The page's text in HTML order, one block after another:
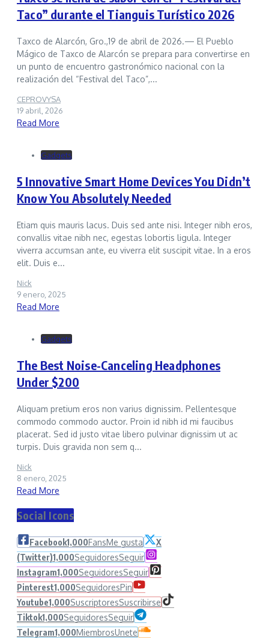
Taco” durante el Tianguis Turístico 2026
Taxco de Alarcón, Gro.,19 de abril de 2026.— El Pueblo
Mágico de Taxco de Alarcón se prepara para convertirse en
un punto de encuentro gastronómico nacional con la
realización del “Festival del Taco”,...
CEPROVYSA
19 abril, 2026
Read More
Gadgets
5 Innovative Smart Home Devices You Didn’t
Know You Absolutely Needed
Etiam quis mauris lacus. Duis sed ante nisi. Integer nibh eros,
convallis vitae nibh nec, egestas lobortis ligula. Integer
viverra accumsan ante, eu viverra elit suscipit vitae. In a eros
elit. Duis e...
Nick
9 enero, 2025
Read More
Gadgets
The Best Noise-Canceling Headphones
Under $200
Aliquam pretium eros non varius dignissim. Pellentesque
commodo commodo auctor. Proin id nibh id mi faucibus
placerat. Sed id justo vitae libero pulvinar dignissim ut ac
turpis. Duis gravida non sem q...
Nick
8 enero, 2025
Read More
Social Icons
Facebook1,000FansMe gusta
X
(Twitter)1,000SeguidoresSeguir
Instagram1,000SeguidoresSeguir
Pinterest1,000SeguidoresPin
Youtube1,000SuscriptoresSuscribirse
Tiktok1,000SeguidoresSeguir
Telegram1,000MiembrosUnete